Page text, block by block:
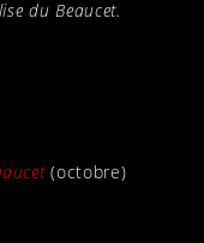
du Beaucet.
(octobre)